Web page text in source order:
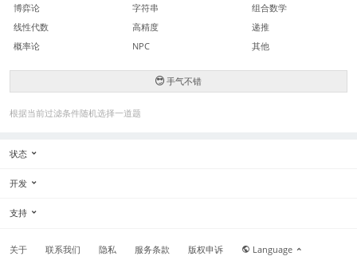
博弈论
字符串
组合数学
线性代数
高精度
递推
概率论
NPC 其他
手气不错
根据当前过滤条件随机选择一道题
状态
开发
支持
关于 联系我们 隐私 服务条款 版权申诉 Language